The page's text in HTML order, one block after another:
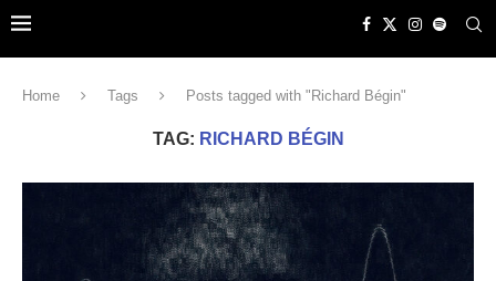
Home Tags Posts tagged with "Richard Bégin"
TAG: RICHARD BÉGIN